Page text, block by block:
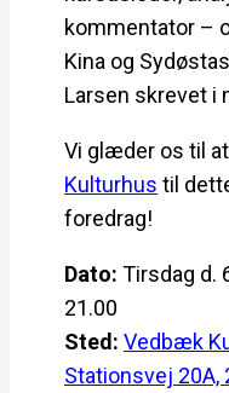
kommentator –
Kina og
Larsen skrevet i
Vi glæder os til
Kulturhus til
foredrag!
Dato: Tirsdag d.
21.00
Sted: Vedbæk
Stationsvej